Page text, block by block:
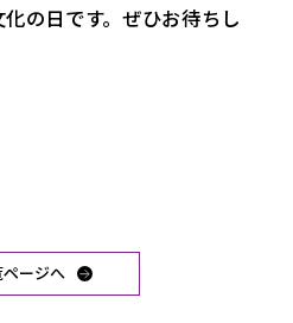
の日です。ぜひお待ちし
ページへ